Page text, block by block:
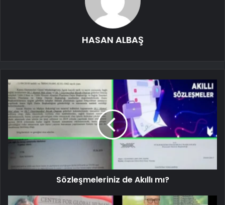
HASAN ALBAŞ
Sözleşmeleriniz de Akıllı mı?